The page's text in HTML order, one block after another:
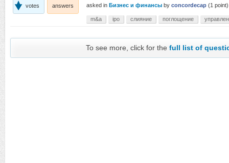
votes answers asked in Бизнес и финансы by concordecap (1 point)
m&a ipo слияние поглощение
To see more, click for thefull list of